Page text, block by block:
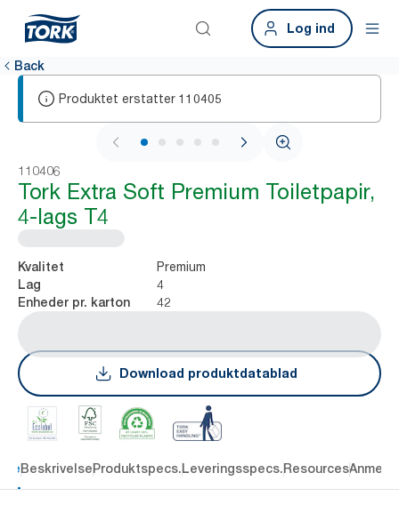
Log ind
Back
Produktet erstatter 110405
1 / 6
110406
Tork Extra Soft Premium Toiletpapir,
4-lags T4
Kvalitet Premium
Lag 4
Enheder pr. karton 42
Download produktdatablad
BeskrivelseProduktspecs.Leveringsspecs.Resources